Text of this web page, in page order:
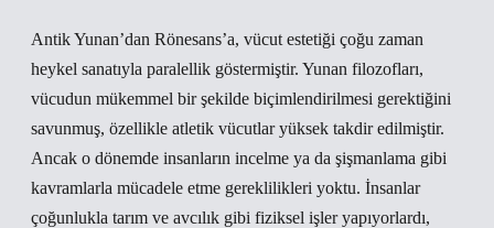
Antik Yunan’dan Rönesans’a, vücut estetiği çoğu zaman
heykel sanatıyla paralellik göstermiştir. Yunan filozofları,
vücudun mükemmel bir şekilde biçimlendirilmesi gerektiğini
savunmuş, özellikle atletik vücutlar yüksek takdir edilmiştir.
Ancak o dönemde insanların incelme ya da şişmanlama gibi
kavramlarla mücadele etme gereklilikleri yoktu. İnsanlar
çoğunlukla tarım ve avcılık gibi fiziksel işler yapıyorlardı,